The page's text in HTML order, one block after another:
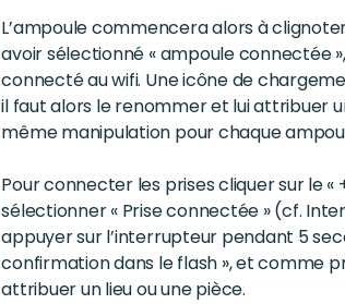
L’ampoule commencera alors à
avoir sélectionné « ampoule connectée
connecté au wifi. Une icône de
il faut alors le renommer et lui attribuer
même manipulation pour chaque
Pour connecter les prises cliquer sur le «
sélectionner « Prise connectée » (cf.
appuyer sur l’interrupteur pendant 5
confirmation dans le flash », et comme
attribuer un lieu ou une pièce.